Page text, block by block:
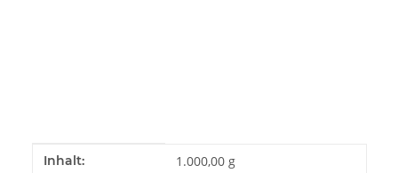
Produkteigenschaft
Wert
Inhalt: 1.000,00 g